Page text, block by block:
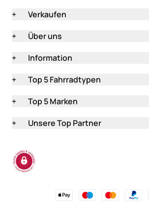
+
Verkaufen
+
Über uns
+
Information
+
Top 5 Fahrradtypen
+
Top 5 Marken
+
Unsere Top Partner